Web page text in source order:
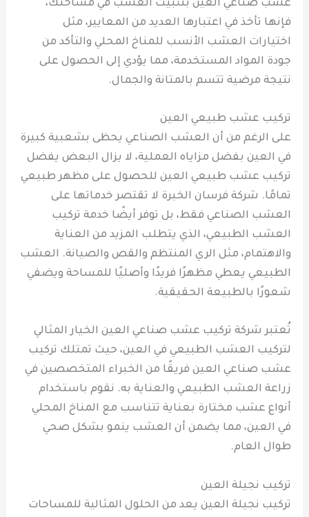
عشب صناعي العين بتثبيت العشب في مساحتك،
فإنها تأخذ في اعتبارها العديد من المعايير، مثل
اختيارات العشب الأنسب للمناخ المحلي والتأكد من
جودة المواد المستخدمة، مما يؤدي إلى الحصول على
نتيجة مرضية تتسم بالمتانة والجمال.
تركيب عشب طبيعي العين
على الرغم من أن العشب الصناعي يحظى بشعبية كبيرة
في العين بفضل مزاياه العملية، لا يزال البعض يفضل
تركيب عشب طبيعي العين للحصول على مظهر طبيعي
تمامًا. شركة فرسان الخبرة لا تقتصر خدماتها على
العشب الصناعي فقط، بل توفر أيضًا خدمة تركيب
العشب الطبيعي، الذي يتطلب المزيد من العناية
والاهتمام، مثل الري المنتظم والقص والصيانة. العشب
الطبيعي يعطي مظهرًا فريدًا وأصليًا للمساحة ويضفي
شعورًا بالطبيعة الحقيقية.
تُعتبر شركة تركيب عشب صناعي العين الخيار المثالي
لتركيب العشب الطبيعي في العين، حيث تمتلك تركيب
عشب صناعي العين فريقًا من الخبراء المتخصصين في
زراعة العشب الطبيعي والعناية به. نقوم باستخدام
أنواع عشب مختارة بعناية تتناسب مع المناخ المحلي
في العين، مما يضمن أن العشب ينمو بشكل صحي
طوال العام.
تركيب نجيلة العين
تركيب نجيلة العين يعد من الحلول المثالية للمساحات